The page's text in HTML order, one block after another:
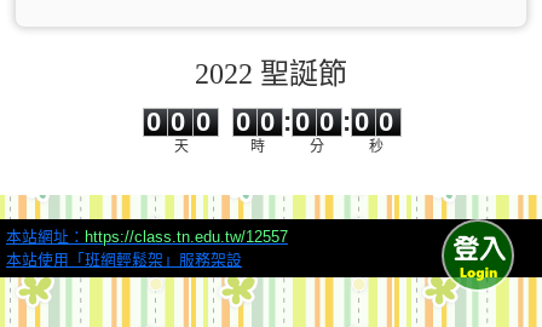
2022 聖誕節
0 0
0
0
天
0
0
0
0
時
:
0
0
0
0
分
:0 0
秒
本站網址： https://class.tn.edu.tw/12557
本站使用「班網輕鬆架」服務架設